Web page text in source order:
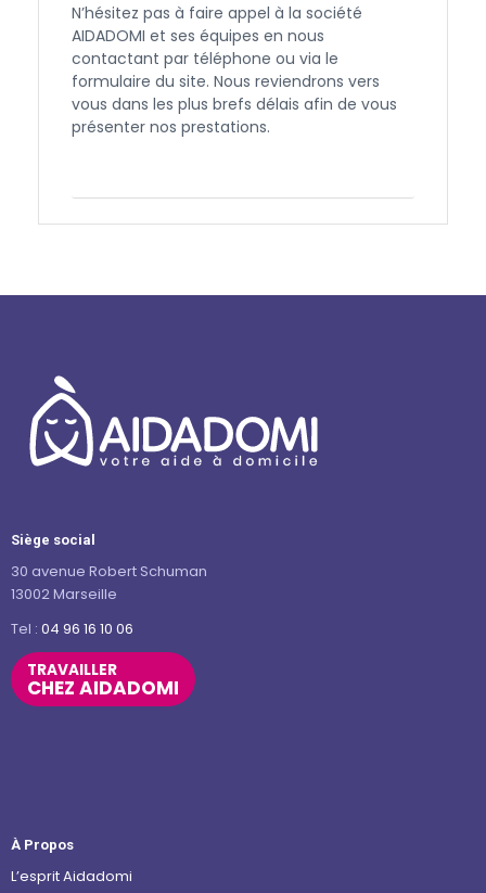
N’hésitez pas à faire appel à la société
AIDADOMI et ses équipes en nous
contactant par téléphone ou via le
formulaire du site. Nous reviendrons vers
vous dans les plus brefs délais afin de vous
présenter nos prestations.
Siège social
30 avenue Robert Schuman
13002 Marseille
Tel : 04 96 16 10 06
TRAVAILLER
CHEZ AIDADOMI
À Propos
L’esprit Aidadomi